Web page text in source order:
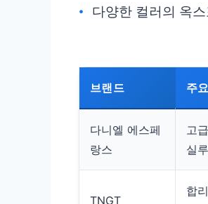
다양한 컬러의 옥
브랜드 주
다니엘 에스페
랑스
고
실
TNGT
합